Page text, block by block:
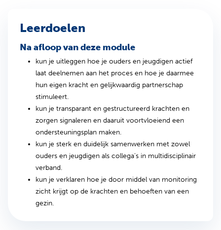
Leerdoelen
Na afloop van deze module
kun je uitleggen hoe je ouders en jeugdigen actief
laat deelnemen aan het proces en hoe je daarmee
hun eigen kracht en gelijkwaardig partnerschap
stimuleert.
kun je transparant en gestructureerd krachten en
zorgen signaleren en daaruit voortvloeiend een
ondersteuningsplan maken.
kun je sterk en duidelijk samenwerken met zowel
ouders en jeugdigen als collega’s in multidisciplinair
verband.
kun je verklaren hoe je door middel van monitoring
zicht krijgt op de krachten en behoeften van een
gezin.